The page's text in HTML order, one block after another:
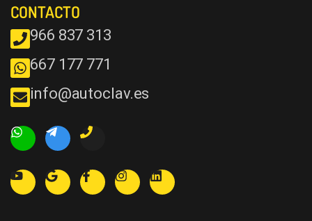
CONTACTO
966 837 313
667 177 771
info@autoclav.es